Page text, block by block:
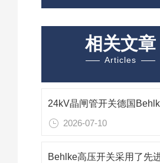
相关文章
Articles
2026-07-10